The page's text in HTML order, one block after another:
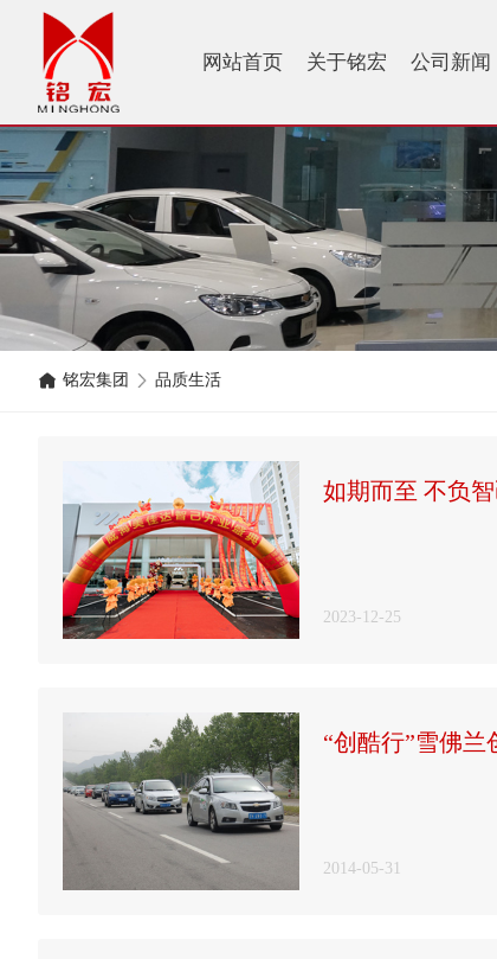
网站首页 关于铭宏 公司新闻
铭宏集团 品质生活
如期而至 不负
2023-12-25
“创酷行”雪佛
2014-05-31